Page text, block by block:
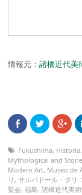
情報元：諸橋近代美
Fukushima, Historia,
Mythological and
Modern Art, Museo de
リ, サルバドール・ダリ
覧会,福島,諸橋近代美